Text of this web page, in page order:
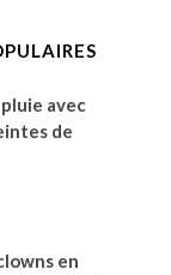
avec
de
en